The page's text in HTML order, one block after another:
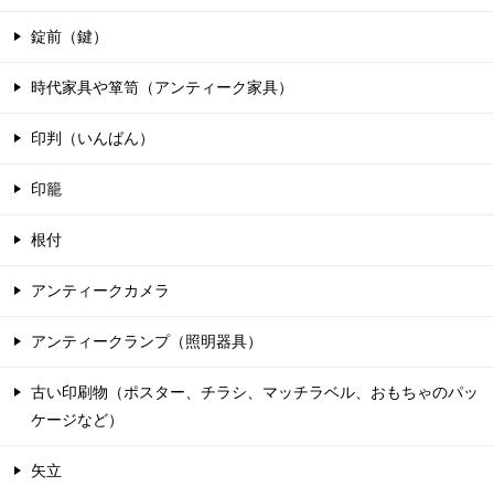
錠前（鍵）
時代家具や箪笥（アンティーク家具）
印判（いんばん）
印籠
根付
アンティークカメラ
アンティークランプ（照明器具）
古い印刷物（ポスター、チラシ、マッチラベル、おもちゃのパッ
ケージなど）
矢立